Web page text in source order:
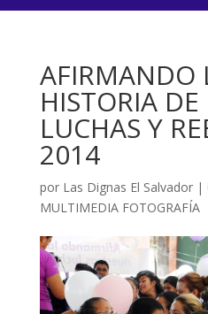
AFIRMANDO
HISTORIA
LUCHAS Y
2014
por Las Dignas El Salvador|
MULTIMEDIA FOTOGRAFÍA